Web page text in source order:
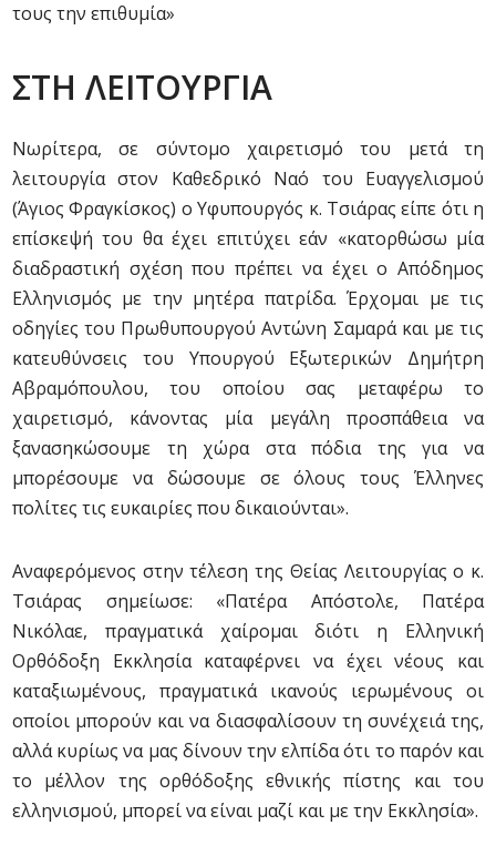
τους την επιθυμία»
ΣΤΗ ΛΕΙΤΟΥΡΓΙΑ
Νωρίτερα, σε σύντομο χαιρετισμό του μετά τη
λειτουργία στον Καθεδρικό Ναό του Ευαγγελισμού
(Άγιος Φραγκίσκος) ο Υφυπουργός κ. Τσιάρας είπε ότι η
επίσκεψή του θα έχει επιτύχει εάν «κατορθώσω μία
διαδραστική σχέση που πρέπει να έχει ο Απόδημος
Ελληνισμός με την μητέρα πατρίδα. Έρχομαι με τις
οδηγίες του Πρωθυπουργού Αντώνη Σαμαρά και με τις
κατευθύνσεις του Υπουργού Εξωτερικών Δημήτρη
Αβραμόπουλου, του οποίου σας μεταφέρω το
χαιρετισμό, κάνοντας μία μεγάλη προσπάθεια να
ξανασηκώσουμε τη χώρα στα πόδια της για να
μπορέσουμε να δώσουμε σε όλους τους Έλληνες
πολίτες τις ευκαιρίες που δικαιούνται».
Αναφερόμενος στην τέλεση της Θείας Λειτουργίας ο κ.
Τσιάρας σημείωσε: «Πατέρα Απόστολε, Πατέρα
Νικόλαε, πραγματικά χαίρομαι διότι η Ελληνική
Ορθόδοξη Εκκλησία καταφέρνει να έχει νέους και
καταξιωμένους, πραγματικά ικανούς ιερωμένους οι
οποίοι μπορούν και να διασφαλίσουν τη συνέχειά της,
αλλά κυρίως να μας δίνουν την ελπίδα ότι το παρόν και
το μέλλον της ορθόδοξης εθνικής πίστης και του
ελληνισμού, μπορεί να είναι μαζί και με την Εκκλησία».